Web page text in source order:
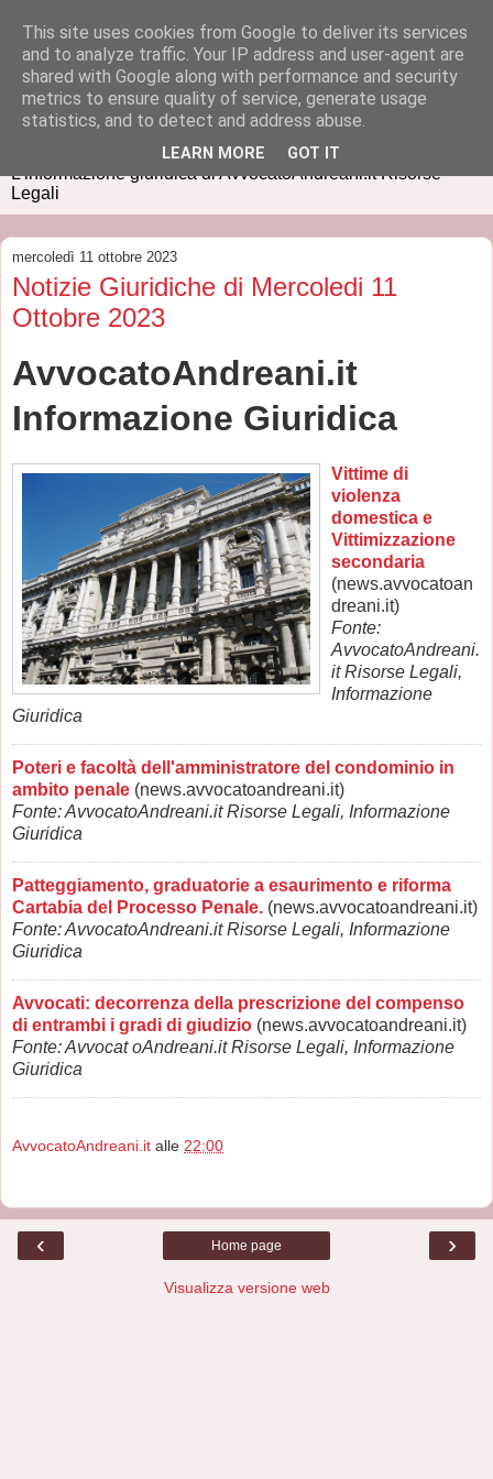
IUSPRESS
L'informazione giuridica di AvvocatoAndreani.it Risorse
Legali
mercoledì 11 ottobre 2023
Notizie Giuridiche di Mercoledi 11
Ottobre 2023
AvvocatoAndreani.it
Informazione Giuridica
Vittime di
violenza
domestica e
Vittimizzazione
secondaria
(news.avvocatoan
dreani.it)
Fonte:
AvvocatoAndreani.
it Risorse Legali,
Informazione
Giuridica
Poteri e facoltà dell'amministratore del condominio in
ambito penale (news.avvocatoandreani.it)
Fonte: AvvocatoAndreani.it Risorse Legali, Informazione
Giuridica
Patteggiamento, graduatorie a esaurimento e riforma
Cartabia del Processo Penale. (news.avvocatoandreani.it)
Fonte: AvvocatoAndreani.it Risorse Legali, Informazione
Giuridica
Avvocati: decorrenza della prescrizione del compenso
di entrambi i gradi di giudizio (news.avvocatoandreani.it)
Fonte: Avvocat oAndreani.it Risorse Legali, Informazione
Giuridica
AvvocatoAndreani.it alle 22:00
‹ ›
Home page
Visualizza versione web
This site uses cookies from Google to deliver its services
and to analyze traffic. Your IP address and user-agent are
shared with Google along with performance and security
metrics to ensure quality of service, generate usage
statistics, and to detect and address abuse.
LEARN MORE GOT IT